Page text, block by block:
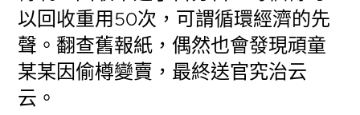
以回收重用50次，可謂循環經濟的先
聲。翻查舊報紙，偶然也會發現頑童
某某因偷樽變賣，最終送官究治云
云。